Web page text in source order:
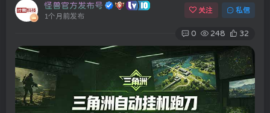
怪兽官方发布号
1个月前发布
关注 私信
0 248 32